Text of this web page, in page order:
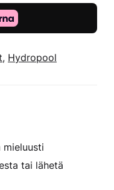
, Hydropool
mieluusti
tai lähetä